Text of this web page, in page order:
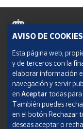
Política de cookies
Aviso legal
Condiciones del servicio
Política de Privacidad
AVISO DE COOKIES
Esta página web,
y de terceros con la
elaborar información
navegación y servir
en Aceptar todas
También puedes
en el botón Rechazar
deseas aceptar o